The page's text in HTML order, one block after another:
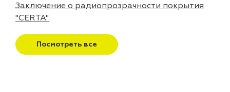
Заключение о радиопрозрачности покрытия
"CERTA"
Посмотреть все